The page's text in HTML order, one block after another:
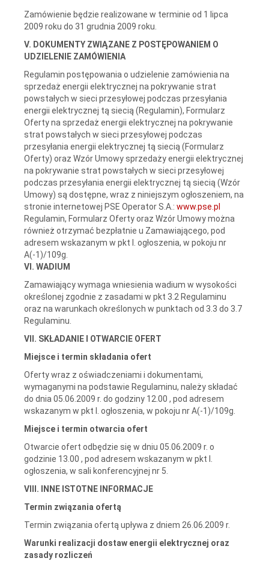
Zamówienie będzie realizowane w terminie od 1 lipca
2009 roku do 31 grudnia 2009 roku.
V. DOKUMENTY ZWIĄZANE Z POSTĘPOWANIEM O
UDZIELENIE ZAMÓWIENIA
Regulamin postępowania o udzielenie zamówienia na
sprzedaż energii elektrycznej na pokrywanie strat
powstałych w sieci przesyłowej podczas przesyłania
energii elektrycznej tą siecią (Regulamin), Formularz
Oferty na sprzedaż energii elektrycznej na pokrywanie
strat powstałych w sieci przesyłowej podczas
przesyłania energii elektrycznej tą siecią (Formularz
Oferty) oraz Wzór Umowy sprzedaży energii elektrycznej
na pokrywanie strat powstałych w sieci przesyłowej
podczas przesyłania energii elektrycznej tą siecią (Wzór
Umowy) są dostępne, wraz z niniejszym ogłoszeniem, na
stronie internetowej PSE Operator S.A.: www.pse.pl
Regulamin, Formularz Oferty oraz Wzór Umowy można
również otrzymać bezpłatnie u Zamawiającego, pod
adresem wskazanym w pkt I. ogłoszenia, w pokoju nr
A(-1)/109g.
VI. WADIUM
Zamawiający wymaga wniesienia wadium w wysokości
określonej zgodnie z zasadami w pkt 3.2 Regulaminu
oraz na warunkach określonych w punktach od 3.3 do 3.7
Regulaminu.
VII. SKŁADANIE I OTWARCIE OFERT
Miejsce i termin składania ofert
Oferty wraz z oświadczeniami i dokumentami,
wymaganymi na podstawie Regulaminu, należy składać
do dnia 05.06.2009 r. do godziny 12.00 , pod adresem
wskazanym w pkt I. ogłoszenia, w pokoju nr A(-1)/109g.
Miejsce i termin otwarcia ofert
Otwarcie ofert odbędzie się w dniu 05.06.2009 r. o
godzinie 13.00 , pod adresem wskazanym w pkt I.
ogłoszenia, w sali konferencyjnej nr 5.
VIII. INNE ISTOTNE INFORMACJE
Termin związania ofertą
Termin związania ofertą upływa z dniem 26.06.2009 r.
Warunki realizacji dostaw energii elektrycznej oraz
zasady rozliczeń